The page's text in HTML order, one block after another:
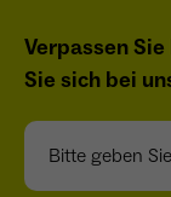
Verpassen
Sie sich bei
Bitte geben Sie